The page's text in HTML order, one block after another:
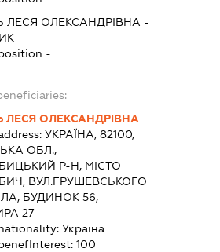
ЛЕСЯ ОЛЕКСАНДРІВНА -
-
ЛЕСЯ ОЛЕКСАНДРІВНА
УКРАЇНА, 82100,
ОБЛ.,
Р-Н, МІСТО
ВУЛ.ГРУШЕВСЬКОГО
БУДИНОК 56,
27
Україна
100